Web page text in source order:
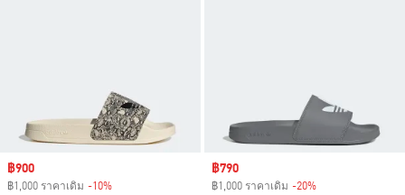
Sale price
฿900
฿1,000 ราคาเดิม -10%
Sale price
฿790
฿1,000 ราคาเดิม -20%